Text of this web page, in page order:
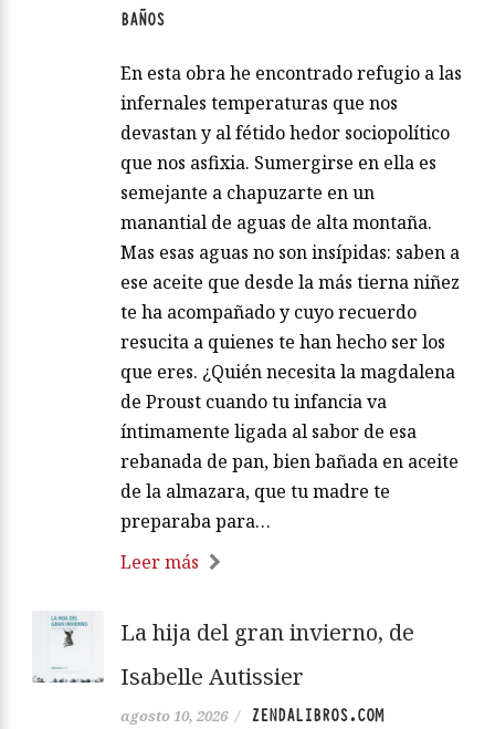
BAÑOS
En esta obra he encontrado refugio a las
infernales temperaturas que nos
devastan y al fétido hedor sociopolítico
que nos asfixia. Sumergirse en ella es
semejante a chapuzarte en un
manantial de aguas de alta montaña.
Mas esas aguas no son insípidas: saben a
ese aceite que desde la más tierna niñez
te ha acompañado y cuyo recuerdo
resucita a quienes te han hecho ser los
que eres. ¿Quién necesita la magdalena
de Proust cuando tu infancia va
íntimamente ligada al sabor de esa
rebanada de pan, bien bañada en aceite
de la almazara, que tu madre te
preparaba para…
Leer más
La hija del gran invierno, de
Isabelle Autissier
agosto 10, 2026 / ZENDALIBROS.COM